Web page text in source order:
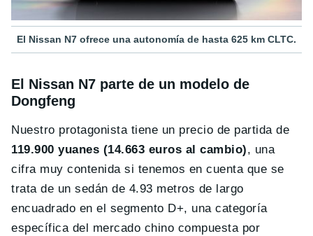
El Nissan N7 ofrece una autonomía de hasta 625 km CLTC.
El Nissan N7 parte de un modelo de
Dongfeng
Nuestro protagonista tiene un precio de partida de
119.900 yuanes (14.663 euros al cambio), una
cifra muy contenida si tenemos en cuenta que se
trata de un sedán de 4.93 metros de largo
encuadrado en el segmento D+, una categoría
específica del mercado chino compuesta por